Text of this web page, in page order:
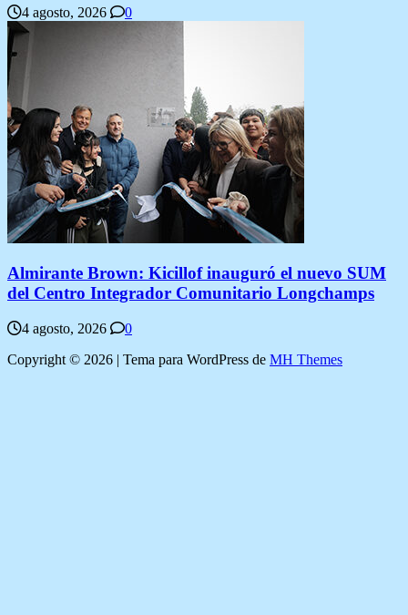
4 agosto, 2026 0
Almirante Brown: Kicillof inauguró el nuevo SUM
del Centro Integrador Comunitario Longchamps
4 agosto, 2026
0
Copyright © 2026 | Tema para WordPress de MH Themes